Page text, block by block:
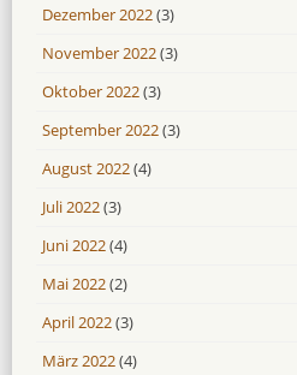
Dezember 2022(3)
November 2022(3)
Oktober 2022(3)
September 2022(3)
August 2022(4)
Juli 2022(3)
Juni 2022(4)
Mai 2022(2)
April 2022(3)
März 2022(4)